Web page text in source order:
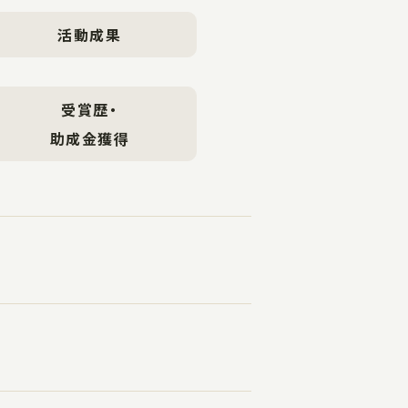
活動成果
受賞歴・
助成金獲得